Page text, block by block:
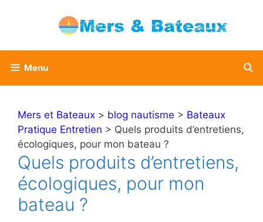
Menu
Mers et Bateaux > blog nautisme > Bateaux
Pratique Entretien > Quels produits d’entretiens,
écologiques, pour mon bateau ?
Quels produits d’entretiens,
écologiques, pour mon
bateau ?